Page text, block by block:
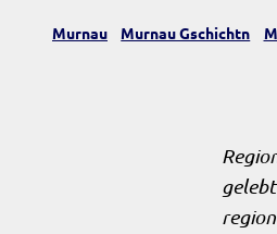
Murnau Murnau Gschichtn